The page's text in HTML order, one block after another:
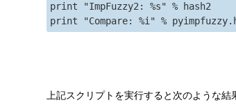
print "ImpFuzzy2: %s" % hash2
print "Compare: %i" %
上記スクリプトを実行すると次のような結